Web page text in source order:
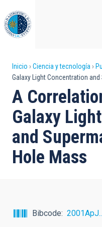
al
contenido
principal
Sobrescribir
enlaces
de
ayuda
a
la
Inicio Ciencia y tecnología
Galaxy Light Concentration
A
Galaxy
and
Hole Mass
Bibcode